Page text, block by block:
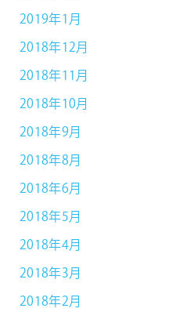
2019年1月
2018年12月
2018年11月
2018年10月
2018年9月
2018年8月
2018年6月
2018年5月
2018年4月
2018年3月
2018年2月